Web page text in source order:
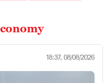
18:37, 08/08/2026